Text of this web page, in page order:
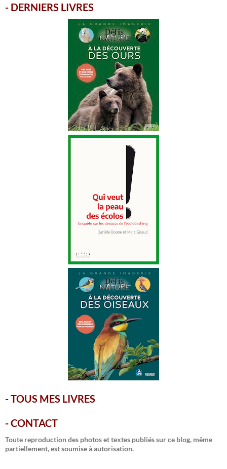
- DERNIERS LIVRES
-TOUS MES LIVRES
-CONTACT
Toute reproduction des photos et textes publiés sur ce blog, même
partiellement, est soumise à autorisation.